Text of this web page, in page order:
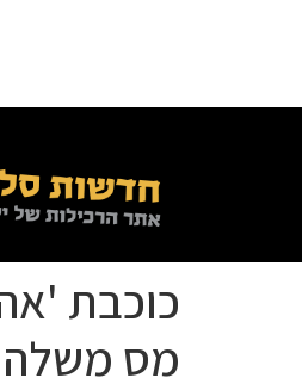
כוכבת
מס